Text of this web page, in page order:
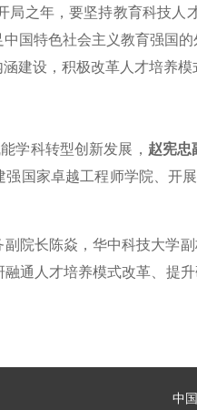
之年，要坚持教育科技人
国特色社会主义教育强国
建设，积极改革人才培养
学科转型创新发展， 赵宪忠
国家卓越工程师学院、开
院长陈焱，华中科技大学
通人才培养模式改革、提
中